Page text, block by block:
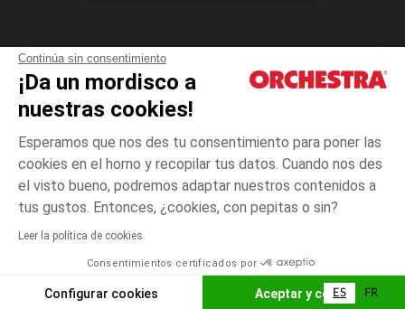
Continúa sin consentimiento
¡Da un mordisco a
nuestras cookies!
Esperamos que nos des tu consentimiento para poner las
cookies en el horno y recopilar tus datos. Cuando nos des
el visto bueno, podremos adaptar nuestros contenidos a
tus gustos. Entonces, ¿cookies, con pepitas o sin?
Leer la política de cookies
Consentimientos certificados por
Configurar cookies Aceptar y cerrar
Beige
1
El pago medidante
AÑADIR A LA CESTA
Condiciones generales de venta
Aviso Legal
*Condiciones de las ofertas actuales
Gestión de las cookies
Accesibilidad: no conforme
Orchestra adhiere al código de ética de la Federación Francesa de comercio
electrónico y venta a distancia (FEVAD) y al sistema de mediación de
ES FR